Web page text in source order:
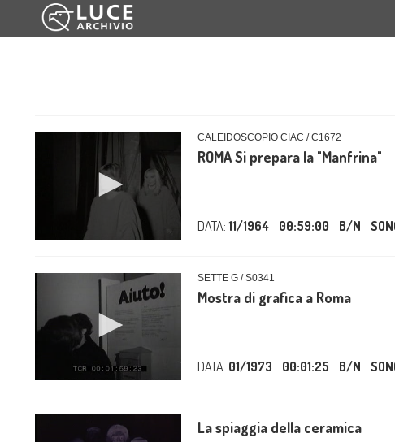
CALEIDOSCOPIO CIAC / C1672
ROMA Si prepara la "Manfrina"
DATA: 11/1964 00:59:00 B/N
SETTE G / S0341
Mostra di grafica a Roma
DATA: 01/1973 00:01:25 B/N
La spiaggia della ceramica